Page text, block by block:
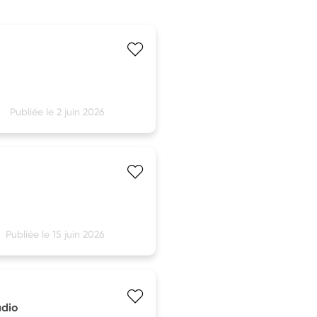
Publiée le 2 juin 2026
Publiée le 15 juin 2026